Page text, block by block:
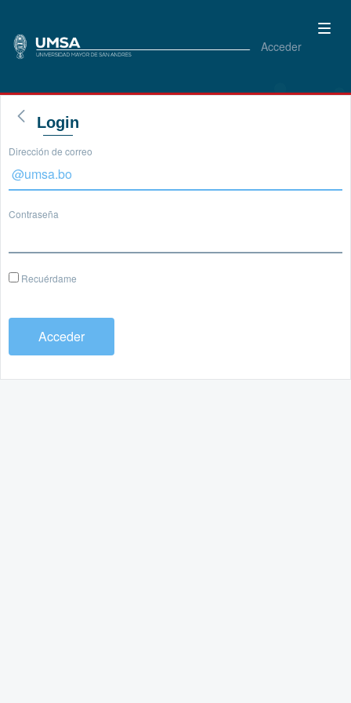
Acceder
Login
Dirección de correo
Contraseña
Recuérdame
Acceder